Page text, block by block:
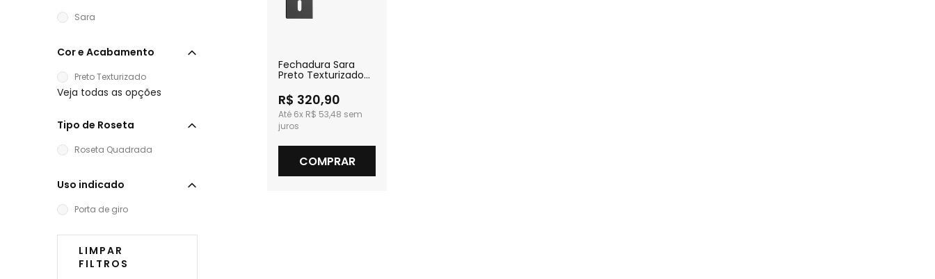
Sara
Cor e Acabamento
Preto Texturizado
Veja todas as opções
Tipo de Roseta
Roseta Quadrada
Uso indicado
Porta de giro
LIMPAR
FILTROS
Fechadura Sara
Preto Texturizado
R$ 320,90
6x R$ 53,48
COMPRAR